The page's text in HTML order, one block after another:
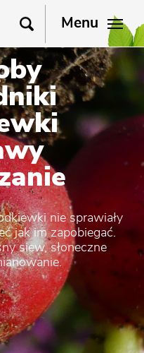
Menu
nie sprawiały
jak im zapobiegać.
siew, słoneczne